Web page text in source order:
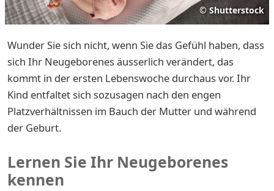
© Shutterstock
Wunder Sie sich nicht, wenn Sie das Gefühl haben, dass
sich Ihr Neugeborenes äusserlich verändert, das
kommt in der ersten Lebenswoche durchaus vor. Ihr
Kind entfaltet sich sozusagen nach den engen
Platzverhältnissen im Bauch der Mutter und während
der Geburt.
Lernen Sie Ihr Neugeborenes
kennen